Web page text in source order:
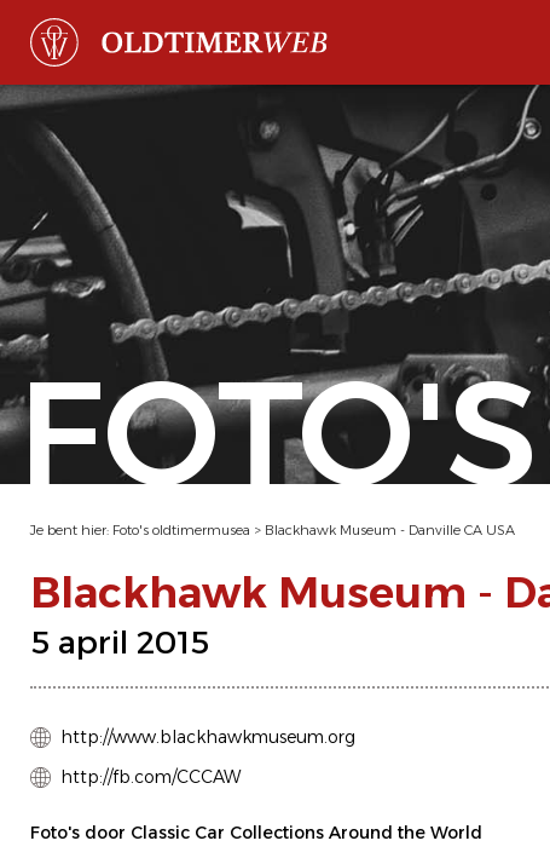
FOTO'S
Je bent hier: Foto's oldtimermusea > Blackhawk Museum - Danville CA USA
Blackhawk Museum -
5 april 2015
http://www.blackhawkmuseum.org
http://fb.com/CCCAW
Foto's door Classic Car Collections Around the World